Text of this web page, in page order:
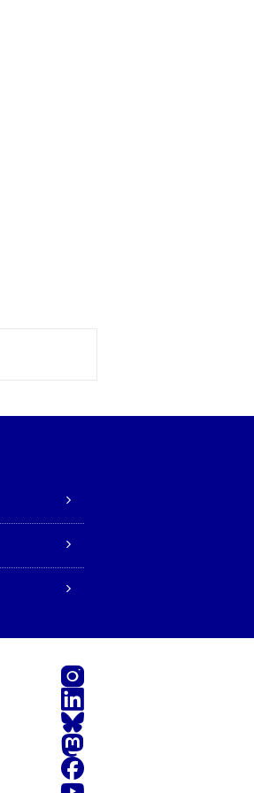
Instagram
LinkedIn
Bluesky
Mastodon
Facebook
YouTube